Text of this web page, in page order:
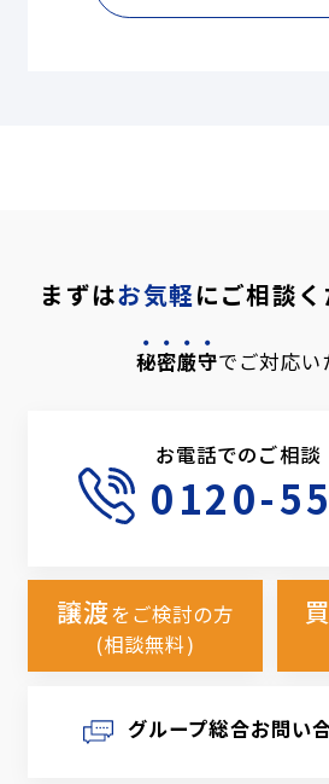
まずはお気軽にご相談
秘密厳守でご対応い
お電話でのご相談
0120-
譲渡をご検討の方
(相談無料)
グループ総合お問い